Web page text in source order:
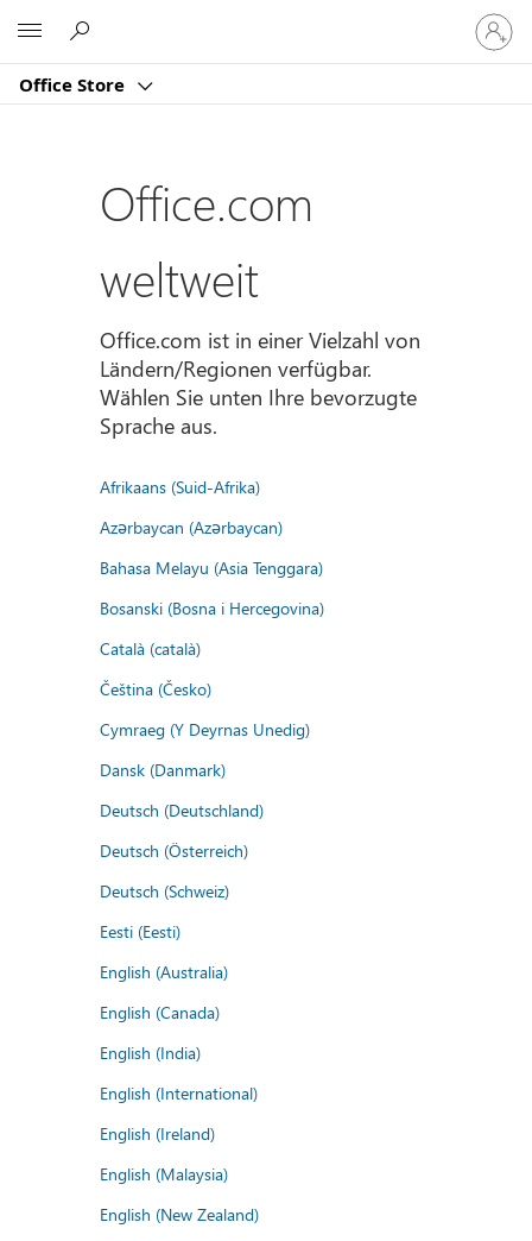
Office Store
Bei
Ihrem
Konto
Office.com
weltweit
Office.com ist in einer Vielzahl von
Ländern/Regionen verfügbar.
Wählen Sie unten Ihre bevorzugte
Sprache aus.
Afrikaans (Suid-Afrika)
Azərbaycan (Azərbaycan)
Bahasa Melayu (Asia Tenggara)
Bosanski (Bosna i Hercegovina)
Català (català)
Čeština (Česko)
Cymraeg (Y Deyrnas Unedig)
Dansk (Danmark)
Deutsch (Deutschland)
Deutsch (Österreich)
Deutsch (Schweiz)
Eesti (Eesti)
English (Australia)
English (Canada)
English (India)
English (International)
English (Ireland)
English (Malaysia)
English (New Zealand)